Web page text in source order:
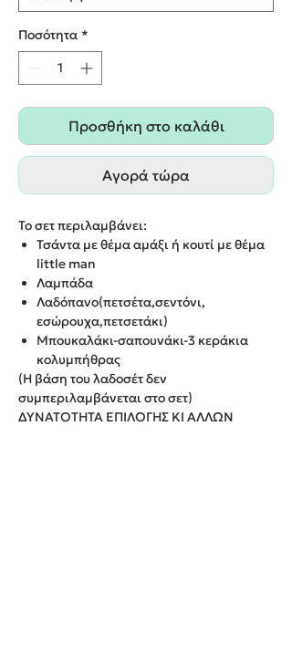
Ποσότητα *
Προσθήκη στο καλάθι
Αγορά τώρα
Το σετ περιλαμβάνει:
Τσάντα με θέμα αμάξι ή κουτί με θέμα
little man
Λαμπάδα
Λαδόπανο(πετσέτα,σεντόνι,
εσώρουχα,πετσετάκι)
Μπουκαλάκι-σαπουνάκι-3 κεράκια
κολυμπήθρας
(Η βάση του λαδοσέτ δεν
συμπεριλαμβάνεται στο σετ)
ΔΥΝΑΤΟΤΗΤΑ ΕΠΙΛΟΓΗΣ ΚΙ ΑΛΛΩΝ